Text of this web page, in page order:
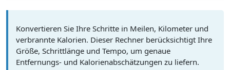
Konvertieren Sie Ihre Schritte in Meilen, Kilometer und
verbrannte Kalorien. Dieser Rechner berücksichtigt Ihre
Größe, Schrittlänge und Tempo, um genaue
Entfernungs- und Kalorienabschätzungen zu liefern.